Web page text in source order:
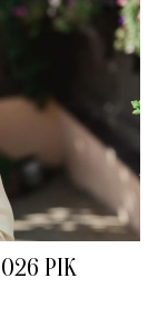
РІК